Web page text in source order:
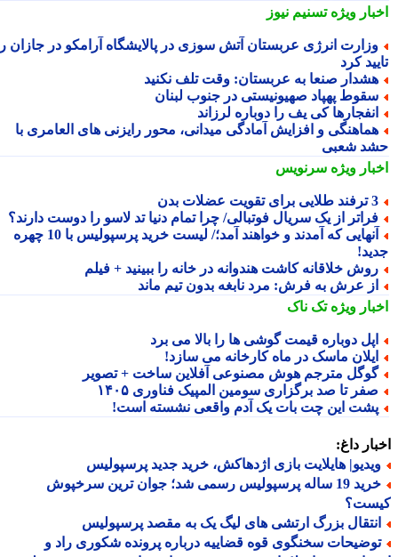
ویژهتسنیم نیوز
انرژی عربستان آتش سوزی در پالایشگاه آرامکو در جازان را
کرد
صنعا به عربستان: وقت تلف نکنید
پهپاد صهیونیستی در جنوب لبنان
کی یف را دوباره لرزاند
و افزایش آمادگی میدانی، محور رایزنی های العامری با
شعبی
ویژهسرنویس
از یک سریال فوتبالی/ چرا تمام دنیا تد لاسو را دوست دارند؟
آنهایی که آمدند و خواهند آمد؛/ لیست خرید پرسپولیس با 10 چهره
خلاقانه کاشت هندوانه در خانه را ببینید + فیلم
عرش به فرش: مرد نابغه بدون تیم ماند
ویژهتک ناک
دوباره قیمت گوشی ها را بالا می برد
ماسک در ماه کارخانه می سازد!
مترجم هوش مصنوعی آفلاین ساخت + تصویر
تا صد برگزاری سومین المپیک فناوری ۱۴۰۵
این چت بات یک آدم واقعی نشسته است!
داغ:
هایلایت بازی اژدهاکش، خرید جدید پرسپولیس
خرید 19 ساله پرسپولیس رسمی شد؛ جوان ترین سرخپوش
بزرگ ارتشی های لیگ یک به مقصد پرسپولیس
سخنگوی قوه قضاییه درباره پرونده شکوری راد و